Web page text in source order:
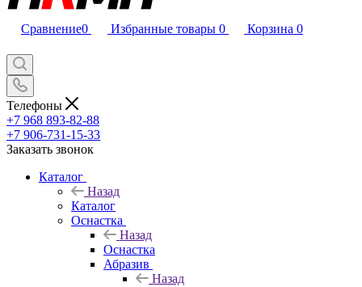
Сравнение0 Избранные товары 0 Корзина 0
Телефоны
+7 968 893-82-88
+7 906-731-15-33
Заказать звонок
Каталог
Назад
Каталог
Оснастка
Назад
Оснастка
Абразив
Назад